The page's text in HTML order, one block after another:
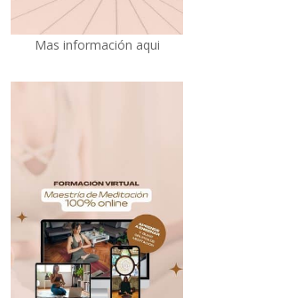
Mas información aqui